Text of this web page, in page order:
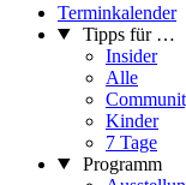
Terminkalender
Tipps für …
Insider
Alle
Kinder
7 Tage
Programm